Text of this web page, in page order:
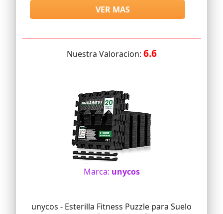
VER MAS
Nuestra Valoracion: 6.6
Marca: unycos
unycos - Esterilla Fitness Puzzle para Suelo